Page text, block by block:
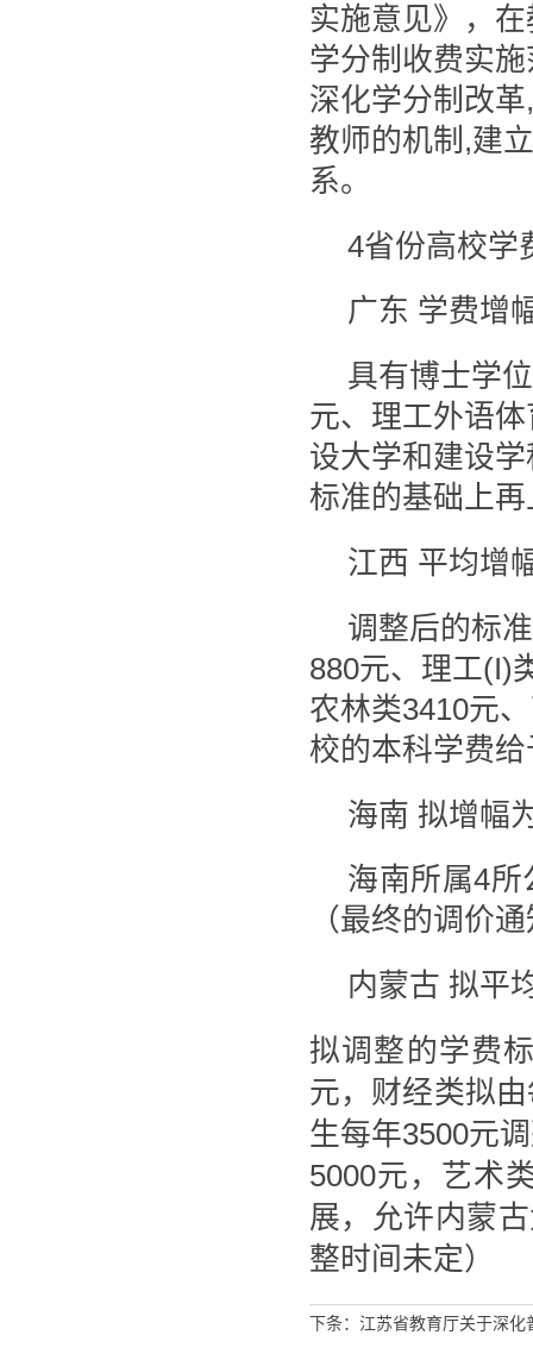
实施意见》，
学分制收费实
深化学分制改
教师的机制,建
系。
4省份高校学
广东 学费增
具有博士学
元、理工外语
设大学和建设
标准的基础上
江西 平均增
调整后的标
880元、理工(I)
农林类3410元
校的本科学费
海南 拟增幅
海南所属4所
（最终的调价
内蒙古 拟平
拟调整的学费
元，财经类拟
生每年3500元
5000元，艺术
展，允许内蒙
整时间未定）
下条： 江苏省教育厅关于深化